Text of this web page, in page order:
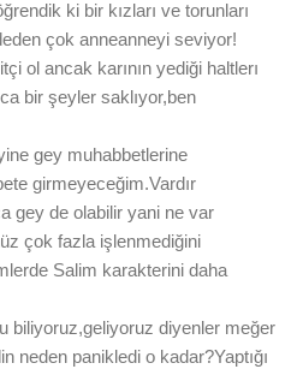
ki bir kızları ve torunları
çok anneanneyi seviyor!
ol ancak karının yediği haltlerı
bir şeyler saklıyor,ben
gey muhabbetlerine
girmeyeceğim.Vardır
gey de olabilir yani ne var
çok fazla işlenmediğini
Salim karakterini daha
biliyoruz,geliyoruz diyenler meğer
neden panikledi o kadar?Yaptığı